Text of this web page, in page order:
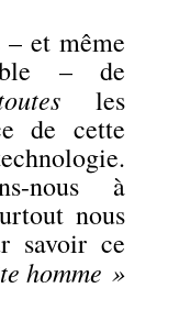
et même
– de
les
de cette
nous à
nous
savoir ce
homme »